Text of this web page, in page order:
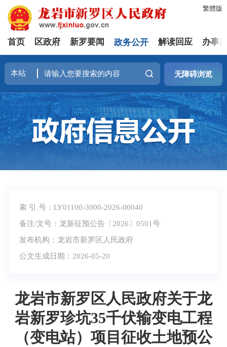
繁體版
首页 区政府 新罗要闻 政务公开 解读回应 办事
无障碍浏览
索 引 号：LY01100-3000-2026-00040
备注/文号：龙新征预公告〔2026〕0501号
发布机构：龙岩市新罗区人民政府
公文生成日期：2026-05-20
龙岩市新罗区人民政府关于龙
岩新罗珍坑35千伏输变电工程
（变电站）项目征收土地预公